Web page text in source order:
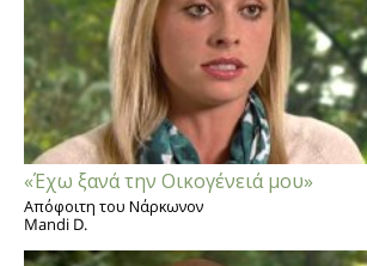
«Έχω ξανά την Οικογένειά μου»
Απόφοιτη του Νάρκωνον
Mandi D.